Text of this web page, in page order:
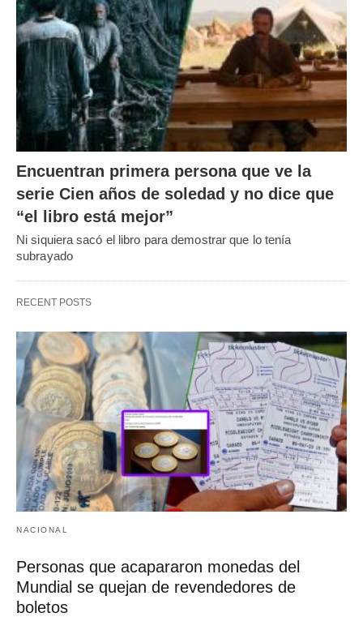
Encuentran primera persona que ve la
serie Cien años de soledad y no dice que
“el libro está mejor”
Ni siquiera sacó el libro para demostrar que lo tenía
subrayado
RECENT POSTS
NACIONAL
Personas que acapararon monedas del
Mundial se quejan de revendedores de
boletos